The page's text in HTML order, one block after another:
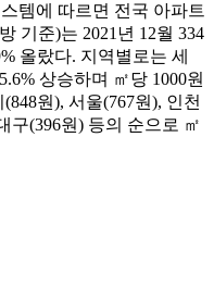
템에 따르면 전국 아파트
기준)는 2021년 12월 334
올랐다. 지역별로는 세
상승하며 ㎡당 1000원
원), 서울(767원), 인천
구(396원) 등의 순으로 ㎡